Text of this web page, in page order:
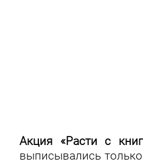
Акция «Расти с
выписывались